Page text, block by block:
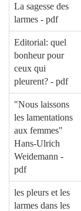
La sagesse des
larmes - pdf
Editorial: quel
bonheur pour
ceux qui
pleurent? - pdf
"Nous laissons
les lamentations
aux femmes"
Hans-Ulrich
Weidemann -
pdf
les pleurs et les
larmes dans les